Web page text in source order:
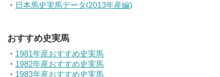
・ 日本馬史実馬データ(2013年産編)
おすすめ史実馬
・ 1981年産おすすめ史実馬
・ 1982年産おすすめ史実馬
・ 1983年産おすすめ史実馬